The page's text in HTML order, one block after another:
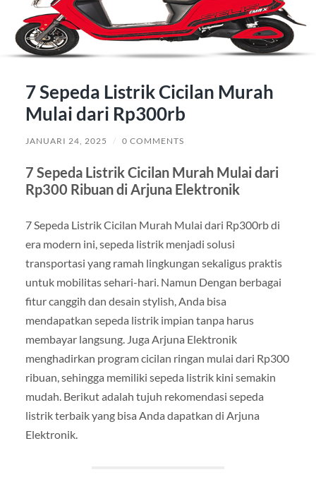
7 Sepeda Listrik Cicilan Murah
Mulai dari Rp300rb
JANUARI 24, 2025 / 0 COMMENTS
7 Sepeda Listrik Cicilan Murah Mulai dari
Rp300 Ribuan di Arjuna Elektronik
7 Sepeda Listrik Cicilan Murah Mulai dari Rp300rb di
era modern ini, sepeda listrik menjadi solusi
transportasi yang ramah lingkungan sekaligus praktis
untuk mobilitas sehari-hari. Namun Dengan berbagai
fitur canggih dan desain stylish, Anda bisa
mendapatkan sepeda listrik impian tanpa harus
membayar langsung. Juga Arjuna Elektronik
menghadirkan program cicilan ringan mulai dari Rp300
ribuan, sehingga memiliki sepeda listrik kini semakin
mudah. Berikut adalah tujuh rekomendasi sepeda
listrik terbaik yang bisa Anda dapatkan di Arjuna
Elektronik.